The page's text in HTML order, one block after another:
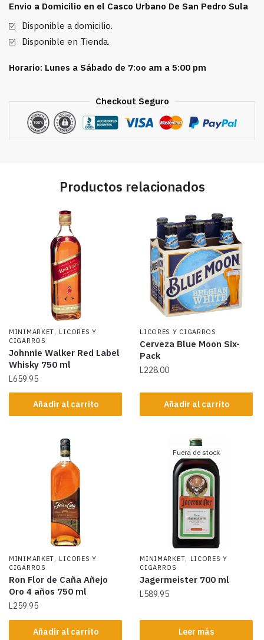
cantidad
Envio a Domicilio en el Casco Urbano De San Pedro Sula
Disponible a domicilio.
Disponible en Tienda.
Horario: Lunes a Sábado de 7:oo am a 5:00 pm
Checkout Seguro
Productos relacionados
MINIMARKET, LICORES Y
CIGARROS
Johnnie Walker Red Label
Whisky 750 ml
L659.95
Añadir al carrito
LICORES Y CIGARROS
Cerveza Blue Moon Six-
Pack
L228.00
Añadir al carrito
MINIMARKET, LICORES Y
CIGARROS
Ron Flor de Caña Añejo
Oro 4 años 750 ml
L259.95
Añadir al carrito
Fuera de stock
MINIMARKET, LICORES Y
CIGARROS
Jagermeister 700 ml
L589.95
Leer más